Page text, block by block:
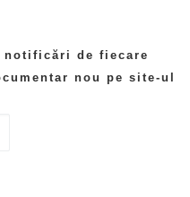
notificări de fiecare
nou pe site-ul